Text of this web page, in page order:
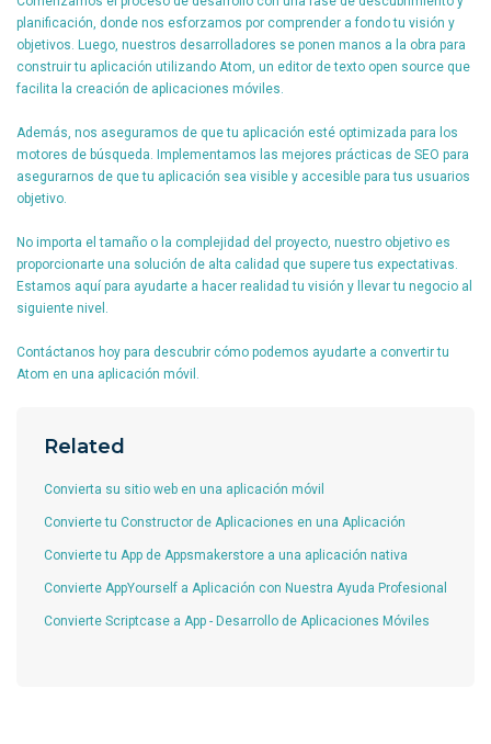
planificación, donde nos esforzamos por comprender a fondo tu visión y
objetivos. Luego, nuestros desarrolladores se ponen manos a la obra para
construir tu aplicación utilizando Atom, un editor de texto open source que
facilita la creación de aplicaciones móviles.
Además, nos aseguramos de que tu aplicación esté optimizada para los
motores de búsqueda. Implementamos las mejores prácticas de SEO para
asegurarnos de que tu aplicación sea visible y accesible para tus usuarios
objetivo.
No importa el tamaño o la complejidad del proyecto, nuestro objetivo es
proporcionarte una solución de alta calidad que supere tus expectativas.
Estamos aquí para ayudarte a hacer realidad tu visión y llevar tu negocio al
siguiente nivel.
Contáctanos hoy para descubrir cómo podemos ayudarte a convertir tu
Atom en una aplicación móvil.
Related
Convierta su sitio web en una aplicación móvil
Convierte tu Constructor de Aplicaciones en una Aplicación
Convierte tu App de Appsmakerstore a una aplicación nativa
Convierte AppYourself a Aplicación con Nuestra Ayuda Profesional
Convierte Scriptcase a App - Desarrollo de Aplicaciones Móviles